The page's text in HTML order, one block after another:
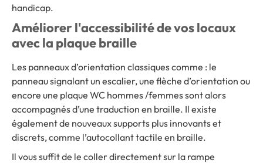
handicap.
Améliorer l'accessibilité de vos locaux
avec la plaque braille
Les panneaux d’orientation classiques comme : le
panneau signalant un escalier, une flèche d’orientation ou
encore une plaque WC hommes /femmes sont alors
accompagnés d’une traduction en braille. Il existe
également de nouveaux supports plus innovants et
discrets, comme l’autocollant tactile en braille.
Il vous suffit de le coller directement sur la rampe